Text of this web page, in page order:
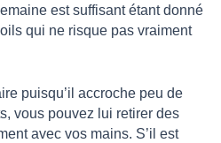
est suffisant étant donné
qui ne risque pas vraiment
puisqu’il accroche peu de
vous pouvez lui retirer des
avec vos mains. S’il est